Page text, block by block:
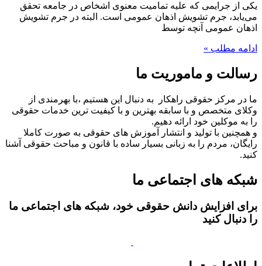
یکی از جرایمی که علیه تمامیت معنوی اشخاص در جامعه تحقق
می‌یابد، جرم تشویش اذهان عمومی است. البته در جرم تشویش
اذهان عمومی آنچه توسط
ادامه مطلب »
رسالت و ماموریت ما
ما در مرکز حقوقی راهکار به دنبال این هستیم ،با بهرمندی از
وکلای متخصص و با سابقه بهترین و با کیفیت ترین خدمات حقوقی
را به موکلین خود ارائه دهیم.
و همچنین با تولید و انتشار آموزش های حقوقی به صورت کاملا
رایگان، مردم را به زبانی بسیار ساده با قانون و مباحث حقوقی آشنا
کنید.
شبکه های اجتماعی ما
برای افزایش دانش حقوقی خود، شبکه های اجتماعی ما
را دنبال کنید